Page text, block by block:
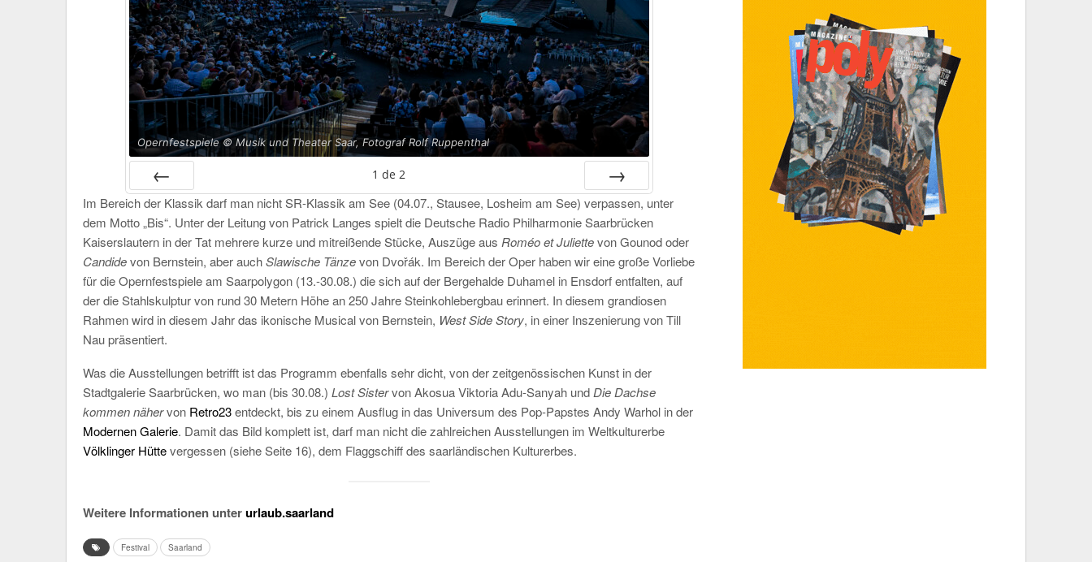
Opernfestspiele © Musik und Theater Saar, Fotograf Rolf Ruppenthal
PRÉC
1 de 2
SUIV.
Im Bereich der Klassik darf man nicht SR-Klassik am See (04.07., Stausee, Losheim am See) verpassen, unter
dem Motto „Bis“. Unter der Leitung von Patrick Langes spielt die Deutsche Radio Philharmonie Saarbrücken
Kaiserslautern in der Tat mehrere kurze und mitreißende Stücke, Auszüge aus Roméo et Juliettevon Gounod oder
Candidevon Bernstein, aber auchSlawische Tänzevon Dvořák. Im Bereich der Oper haben wir eine große Vorliebe
für die Opernfestspiele am Saarpolygon (13.-30.08.) die sich auf der Bergehalde Duhamel in Ensdorf entfalten, auf
der die Stahlskulptur von rund 30 Metern Höhe an 250 Jahre Steinkohlebergbau erinnert. In diesem grandiosen
Rahmen wird in diesem Jahr das ikonische Musical von Bernstein, West Side Story, in einer Inszenierung von Till
Nau präsentiert.
Was die Ausstellungen betrifft ist das Programm ebenfalls sehr dicht, von der zeitgenössischen Kunst in der
Stadtgalerie Saarbrücken, wo man (bis 30.08.) Lost Sistervon Akosua Viktoria Adu-Sanyah und Die Dachse
kommen nähervon Retro23entdeckt, bis zu einem Ausflug in das Universum des Pop-Papstes Andy Warhol in der
Modernen Galerie. Damit das Bild komplett ist, darf man nicht die zahlreichen Ausstellungen im Weltkulturerbe
Völklinger Hüttevergessen (siehe Seite 16), dem Flaggschiff des saarländischen Kulturerbes.
Weitere Informationen unterurlaub.saarland
Festival Saarland